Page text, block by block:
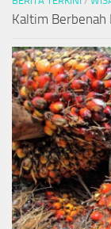
Kaltim Berbenah